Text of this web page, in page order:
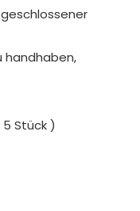
handhaben,
5 Stück )